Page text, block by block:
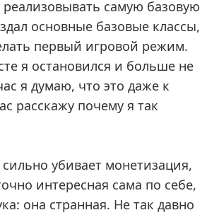
самую базовую
основные базовые классы,
первый игровой режим.
я остановился и больше не
я думаю, что это даже к
расскажу почему я так
убивает монетизация,
интересная сама по себе,
она странная. Не так давно